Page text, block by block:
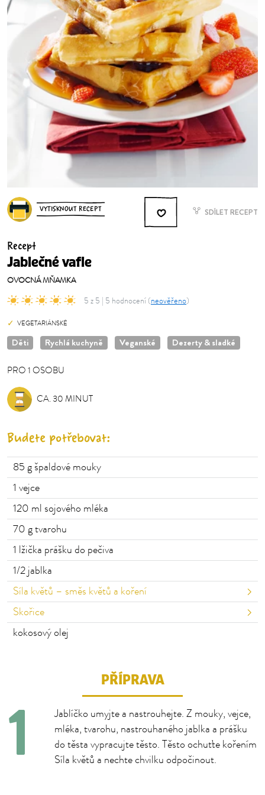
VYTISKNOUT RECEPT SDÍLET RECEPT
Recept
Jablečné vafle
OVOCNÁ MŇAMKA
5 z 5 | 5 hodnocení (neověřeno)
VEGETARIÁNSKÉ
Děti Rychlá kuchyně Veganské Dezerty & sladké
PRO1OSOBU
OSOBU
CA. 30 MINUT
Budete potřebovat:
85 g špaldové mouky
1 vejce
120 ml sojového mléka
70 g tvarohu
1 lžička prášku do pečiva
1/2 jablka
Síla květů – směs květů a koření
Skořice
kokosový olej
PŘÍPRAVA
Jablíčko umyjte a nastrouhejte. Z mouky, vejce,
mléka, tvarohu, nastrouhaného jablka a prášku
do těsta vypracujte těsto. Těsto ochuťte kořením
Síla květů a nechte chvilku odpočinout.